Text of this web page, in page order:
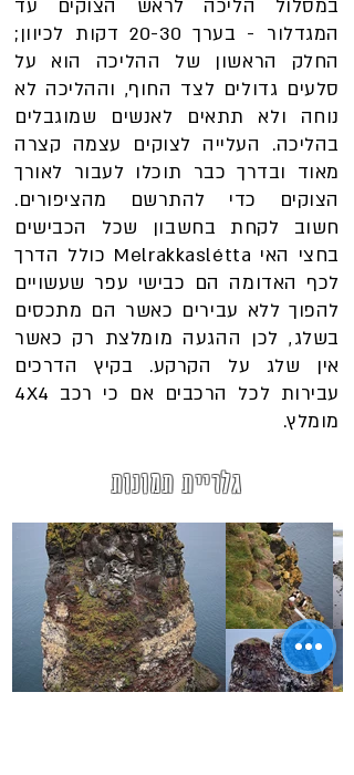
במסלול הליכה לראש הצוקים עד
המגדלור - בערך 20-30 דקות לכיוון;
החלק הראשון של ההליכה הוא על
סלעים גדולים לצד החוף, וההליכה לא
נוחה ולא תתאים לאנשים שמוגבלים
בהליכה. העלייה לצוקים עצמה קצרה
מאוד ובדרך כבר תוכלו לעבור לאורך
הצוקים כדי להתרשם מהציפורים.
חשוב לקחת בחשבון שכל הכבישים
בחצי האי Melrakkaslétta כולל הדרך
לכף האדומה הם כבישי עפר שעשויים
להפוך ללא עבירים כאשר הם מתכסים
בשלג, לכן ההגעה מומלצת רק כאשר
אין שלג על הקרקע. בקיץ הדרכים
עבירות לכל הרכבים אם כי רכב 4X4
מומלץ.
גלריית תמונות